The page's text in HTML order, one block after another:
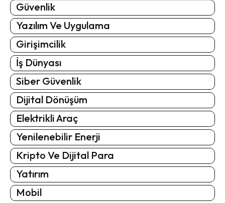
Güvenlik
Yazılım Ve Uygulama
Girişimcilik
İş Dünyası
Siber Güvenlik
Dijital Dönüşüm
Elektrikli Araç
Yenilenebilir Enerji
Kripto Ve Dijital Para
Yatırım
Mobil